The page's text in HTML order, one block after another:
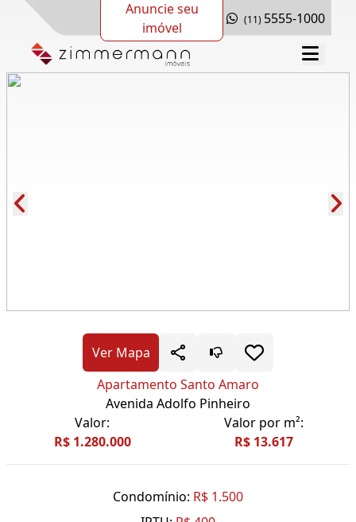
Anuncie seu
imóvel
(11) 5555-1000
Ver Mapa
Apartamento Santo Amaro
Avenida Adolfo Pinheiro
Valor:
R$ 1.280.000
Valor por m²:
R$ 13.617
Condomínio: R$ 1.500